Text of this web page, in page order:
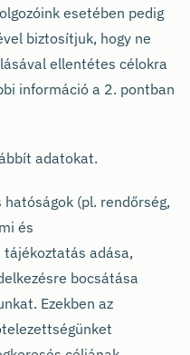
esetében pedig
biztosítjuk, hogy ne
ellentétes célokra
információ a 2. pontban
adatokat.
hatóságok (pl. rendőrség,
és
tájékoztatás adása,
bocsátása
Ezekben az